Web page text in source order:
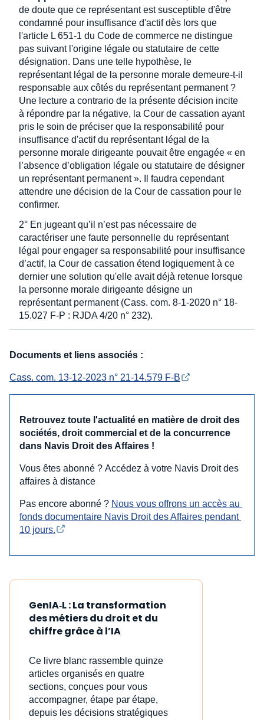
de doute que ce représentant est susceptible d'être
condamné pour insuffisance d'actif dès lors que
l'article L 651-1 du Code de commerce ne distingue
pas suivant l'origine légale ou statutaire de cette
désignation. Dans une telle hypothèse, le
représentant légal de la personne morale demeure-t-il
responsable aux côtés du représentant permanent ?
Une lecture a contrario de la présente décision incite
à répondre par la négative, la Cour de cassation ayant
pris le soin de préciser que la responsabilité pour
insuffisance d'actif du représentant légal de la
personne morale dirigeante pouvait être engagée « en
l’absence d’obligation légale ou statutaire de désigner
un représentant permanent ». Il faudra cependant
attendre une décision de la Cour de cassation pour le
confirmer.
2° En jugeant qu’il n’est pas nécessaire de
caractériser une faute personnelle du représentant
légal pour engager sa responsabilité pour insuffisance
d’actif, la Cour de cassation étend logiquement à ce
dernier une solution qu'elle avait déjà retenue lorsque
la personne morale dirigeante désigne un
représentant permanent (Cass. com. 8-1-2020 n° 18-
15.027 F-P : RJDA 4/20 n° 232).
Documents et liens associés :
Cass. com. 13-12-2023 n° 21-14.579 F-B
Retrouvez toute l'actualité en matière de droit des
sociétés, droit commercial et de la concurrence
dans Navis Droit des Affaires !
Vous êtes abonné ? Accédez à votre Navis Droit des
affaires à distance
Pas encore abonné ? Nous vous offrons un accès au
fonds documentaire Navis Droit des Affaires pendant
10 jours.
GenIA‑L : La transformation
des métiers du droit et du
chiffre grâce à l’IA
Ce livre blanc rassemble quinze
articles organisés en quatre
sections, conçues pour vous
accompagner, étape par étape,
depuis les décisions stratégiques